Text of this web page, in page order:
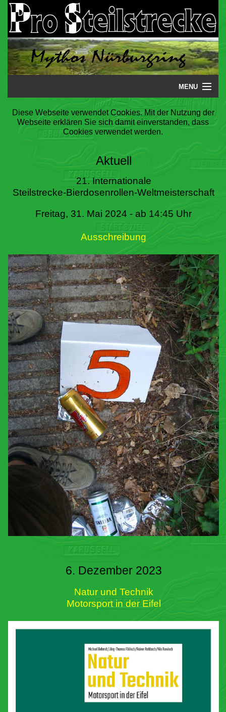
MENU
Startseite
Steilstrecke
Literatur
Termine
Diese Webseite verwendet Cookies. Mit der Nutzung der
Webseite erklären Sie sich damit einverstanden, dass
Cookies verwendet werden.
Aktuell
21. Internationale
Steilstrecke-Bierdosenrollen-Weltmeisterschaft
Freitag, 31. Mai 2024 - ab 14:45 Uhr
Ausschreibung
6. Dezember 2023
Natur und Technik
Motorsport in der Eifel